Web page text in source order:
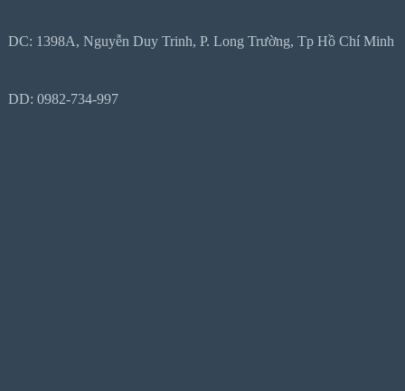
DC: 1398A, Nguyễn Duy Trinh, P. Long Trường, Tp Hồ Chí Minh
DD: 0982-734-997